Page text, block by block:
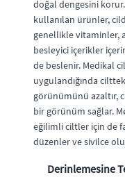
doğal dengesini korur.
kullanılan ürünler,
genellikle vitaminler,
besleyici içerikler
de beslenir. Medikal
uygulandığında
görünümünü azaltır,
bir görünüm sağlar.
eğilimli ciltler için de
düzenler ve sivilce
Derinlemesine